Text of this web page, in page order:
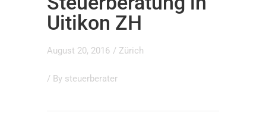
Uitikon ZH
August 20, 2016 / Zürich
/ By steuerberater